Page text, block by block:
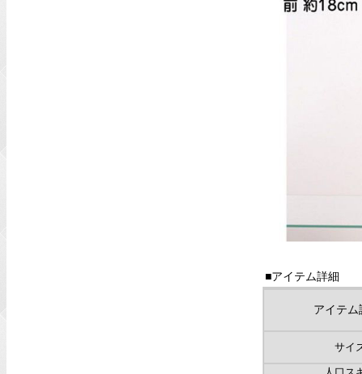
■アイテム詳細
アイテ
サイ